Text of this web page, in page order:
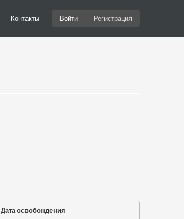
Контакты Войти Регистрация
Дата освобождения